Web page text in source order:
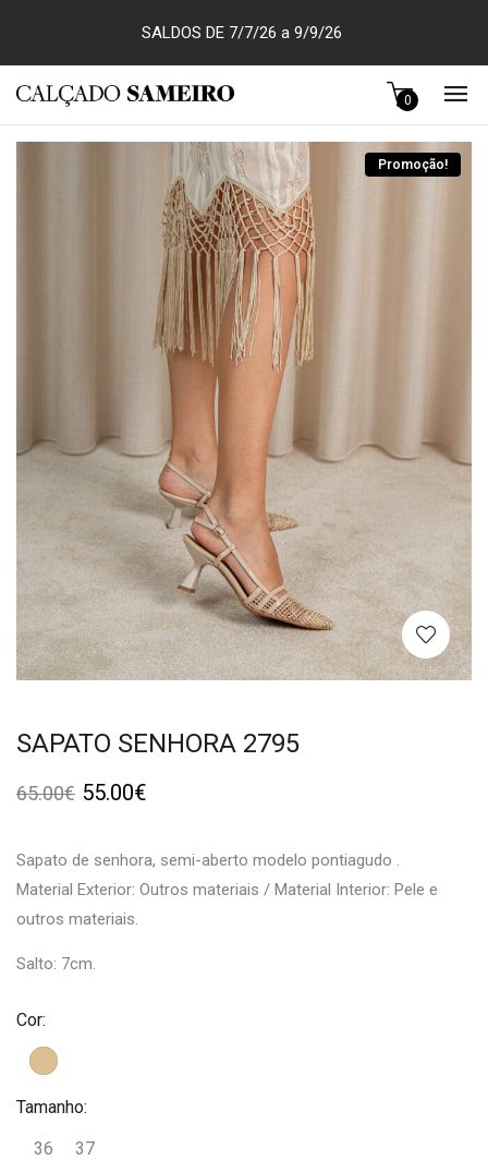
SALDOS DE 7/7/26 a 9/9/26
0
Promoção!
SAPATO SENHORA 2795
65.00€ 55.00€
Sapato de senhora, semi-aberto modelo pontiagudo .
Material Exterior: Outros materiais / Material Interior: Pele e
outros materiais.
Salto: 7cm.
Cor:
Tamanho:
36
37